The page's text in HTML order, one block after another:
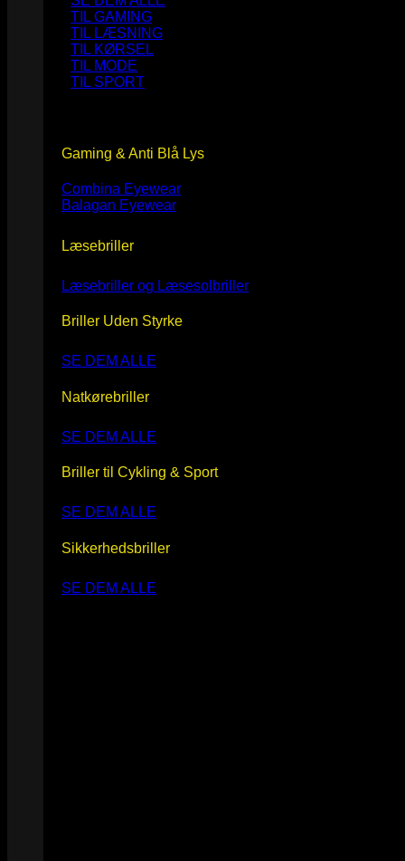
TIL GAMING
TIL LÆSNING
TIL KØRSEL
TIL MODE
TIL SPORT
Gaming & Anti Blå Lys
Combina Eyewear
Balagan Eyewear
Læsebriller
Læsebriller og Læsesolbriller
Briller Uden Styrke
SE DEM ALLE
Natkørebriller
SE DEM ALLE
Briller til Cykling & Sport
SE DEM ALLE
Sikkerhedsbriller
SE DEM ALLE